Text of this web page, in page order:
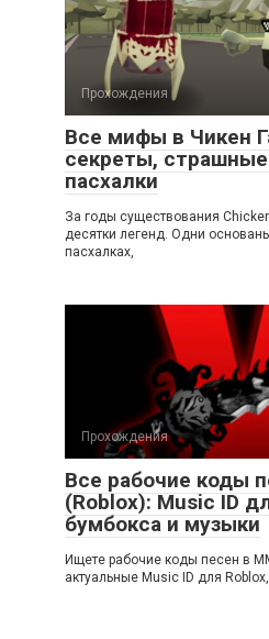
Прохождения
Все мифы в Чикен
секреты,
пасхалки
За годы существования
десятки легенд. Одни
пасхалках,
Прохождения
Все рабочие коды
(Roblox): Music ID
бумбокса и музыки
Ищете рабочие коды песен в
актуальные Music ID для